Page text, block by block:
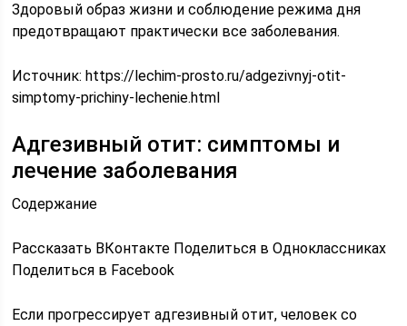
Здоровый образ жизни и соблюдение режима дня
предотвращают практически все заболевания.
Источник:https://lechim-prosto.ru/adgezivnyj-otit-
simptomy-prichiny-lechenie.html
Адгезивный отит: симптомы и
лечение заболевания
Содержание
Рассказать ВКонтакте Поделиться в Одноклассниках
Поделиться в Facebook
Если прогрессирует адгезивный отит, человек со